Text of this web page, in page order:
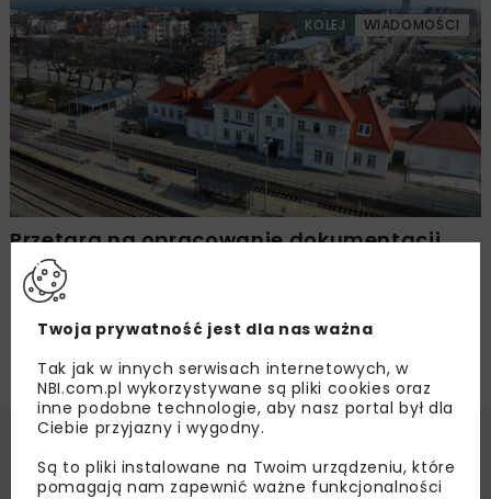
KOLEJ WIADOMOŚCI
Przetarg na opracowanie dokumentacji
modernizacji linii kolejowej Reda – Hel
Twoja prywatność jest dla nas ważna
Tak jak w innych serwisach internetowych, w
NBI.com.pl wykorzystywane są pliki cookies oraz
inne podobne technologie, aby nasz portal był dla
Ciebie przyjazny i wygodny.
Są to pliki instalowane na Twoim urządzeniu, które
pomagają nam zapewnić ważne funkcjonalności